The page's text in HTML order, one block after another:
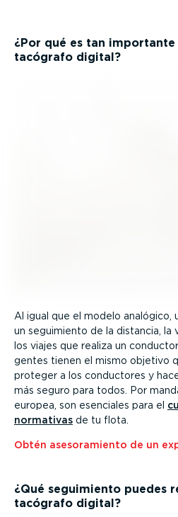
¿Por qué es tan
tacógrafo digital?
Al igual que el modelo analógico,
un seguimiento de la distancia, la
los viajes que realiza un
gentes tienen el mismo objetivo
proteger a los conductores y
más seguro para todos. Por
europea, son esenciales para el
normativas de tu flota.
Obtén aseso­ra­miento de un
¿Qué seguimiento puedes
tacógrafo digital?